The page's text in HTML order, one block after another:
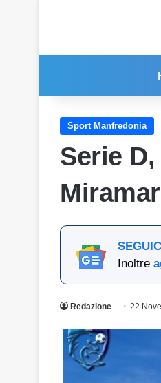
Sport Manfredonia
Serie
Inoltre
Redazione 22